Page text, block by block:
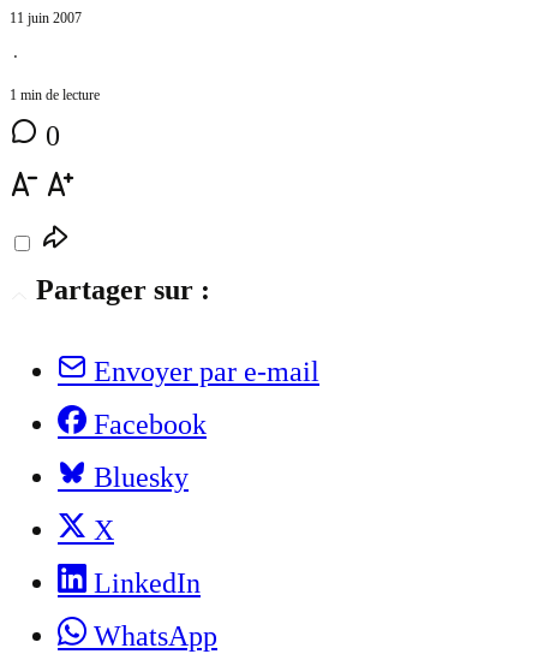
11 juin 2007
⋅
1 min de lecture
0
Partager sur :
Envoyer par e-mail
Facebook
Bluesky
X
LinkedIn
WhatsApp